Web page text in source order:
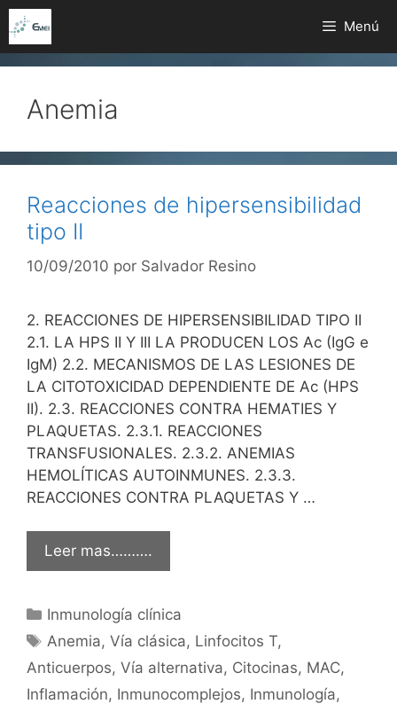
Saltar
al
contenido
Menú
Anemia
Reacciones de hipersensibilidad
tipo II
10/09/2010 por Salvador Resino
2. REACCIONES DE HIPERSENSIBILIDAD TIPO II
2.1. LA HPS II Y III LA PRODUCEN LOS Ac (IgG e
IgM) 2.2. MECANISMOS DE LAS LESIONES DE
LA CITOTOXICIDAD DEPENDIENTE DE Ac (HPS
II). 2.3. REACCIONES CONTRA HEMATIES Y
PLAQUETAS. 2.3.1. REACCIONES
TRANSFUSIONALES. 2.3.2. ANEMIAS
HEMOLÍTICAS AUTOINMUNES. 2.3.3.
REACCIONES CONTRA PLAQUETAS Y …
Leer mas……….
Categorías
Inmunología clínica
Etiquetas
Anemia,Vía clásica, Linfocitos T,
Anticuerpos, Vía alternativa, Citocinas, MAC,
Inflamación, Inmunocomplejos, Inmunología,